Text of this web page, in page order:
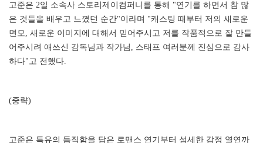
고준은 2일 소속사 스토리제이컴퍼니를 통해 "연기를 하면서 참 많
은 것들을 배우고 느꼈던 순간"이라며 "캐스팅 때부터 저의 새로운
면모, 새로운 이미지에 대해서 믿어주시고 저를 작품적으로 잘 만들
어주시려 애쓰신 감독님과 작가님, 스태프 여러분께 진심으로 감사
하다"고 전했다.
(중략)
고준은 특유의 듬직함을 담은 로맨스 연기부터 섬세한 감정 열연까